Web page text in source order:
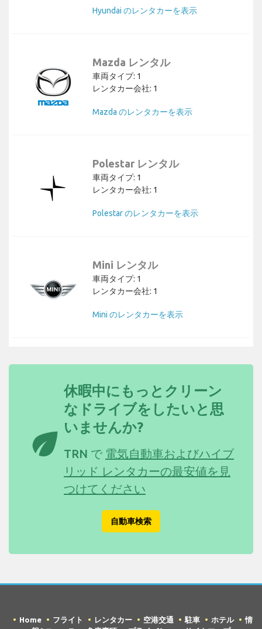
Hyundai のレンタカーを表示
Mazda レンタル
車両タイプ: 1
レンタカー会社: 1
Mazda のレンタカーを表示
Polestar レンタル
車両タイプ: 1
レンタカー会社: 1
Polestar のレンタカーを表示
Mini レンタル
車両タイプ: 1
レンタカー会社: 1
Mini のレンタカーを表示
eco
休暇中にもっとクリーン
なドライブをしたいと思
いませんか?
TRN で 電気自動車およびハイブ
リッド レンタカーの最安値を見
つけてください
自動車検索
Home フライト レンタカー 空港交通 駐車 ホテル
情